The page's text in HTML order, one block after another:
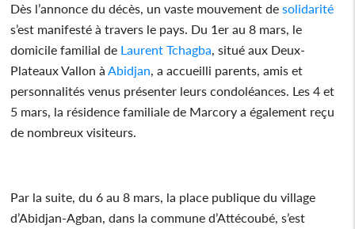
Dès l’annonce du décès, un vaste mouvement de solidarité
s’est manifesté à travers le pays. Du 1er au 8 mars, le
domicile familial de Laurent Tchagba , situé aux Deux-
Plateaux Vallon à Abidjan , a accueilli parents, amis et
personnalités venus présenter leurs condoléances. Les 4 et
5 mars, la résidence familiale de Marcory a également reçu
de nombreux visiteurs.
Par la suite, du 6 au 8 mars, la place publique du village
d’Abidjan-Agban, dans la commune d’Attécoubé, s’est